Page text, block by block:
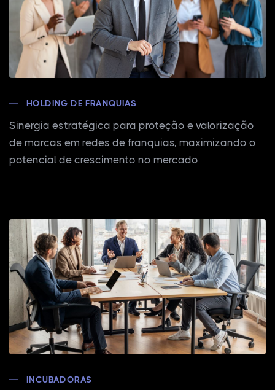
HOLDING DE FRANQUIAS
Sinergia estratégica para proteção e valorização
de marcas em redes de franquias, maximizando o
potencial de crescimento no mercado
INCUBADORAS